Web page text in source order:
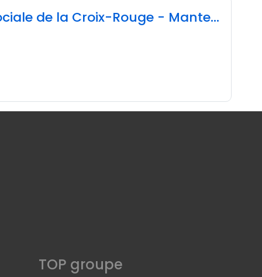
IRFSS - Institut régional de formation sanitaire et sociale de la Croix-Rouge - Mantes-la-Jolie
TOP groupe